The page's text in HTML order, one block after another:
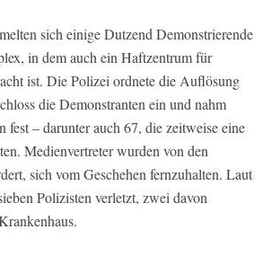
sich einige Dutzend Demonstrierende
in dem auch ein Haftzentrum für
ist. Die Polizei ordnete die Auflösung
die Demonstranten ein und nahm
fest – darunter auch 67, die zeitweise eine
Medienvertreter wurden von den
sich vom Geschehen fernzuhalten. Laut
Polizisten verletzt, zwei davon